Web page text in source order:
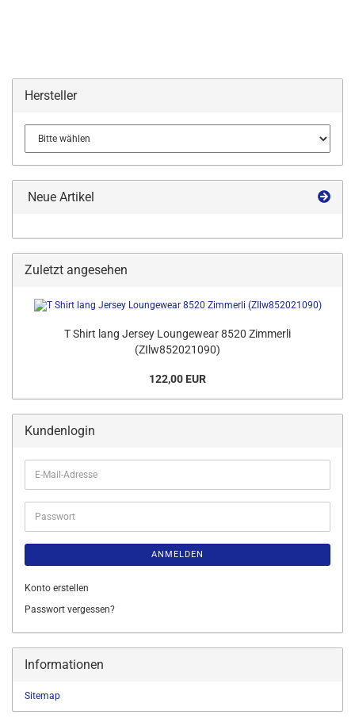
Hersteller
Neue Artikel
Zuletzt angesehen
T Shirt lang Jersey Loungewear 8520 Zimmerli
(ZIlw852021090)
122,00 EUR
Kundenlogin
E-
Mail-
Adresse
Passwort
ANMELDEN
Konto erstellen
Passwort vergessen?
Informationen
Sitemap